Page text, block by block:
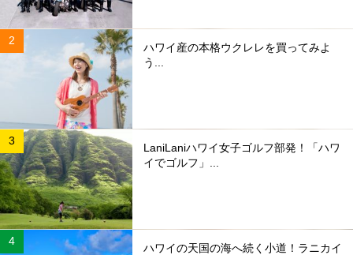
ハワイ産の本格ウクレレを買ってみよ
う...
LaniLaniハワイ女子ゴルフ部発！「ハワ
イでゴルフ」...
ハワイの天国の海へ続く小道！ラニカイ